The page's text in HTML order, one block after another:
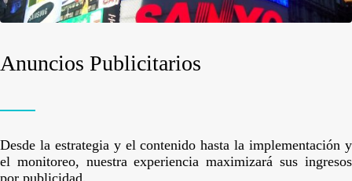
Anuncios Publicitarios
Desde la estrategia y el contenido hasta la implementación y
el monitoreo, nuestra experiencia maximizará sus ingresos
por publicidad.